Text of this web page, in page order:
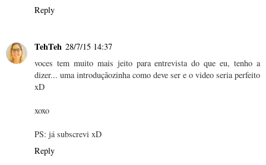
Reply
TehTeh 28/7/15 14:37
voces tem muito mais jeito para entrevista do que eu, tenho a
dizer... uma introduçãozinha como deve ser e o video seria perfeito
xD
xoxo
PS: já subscrevi xD
Reply